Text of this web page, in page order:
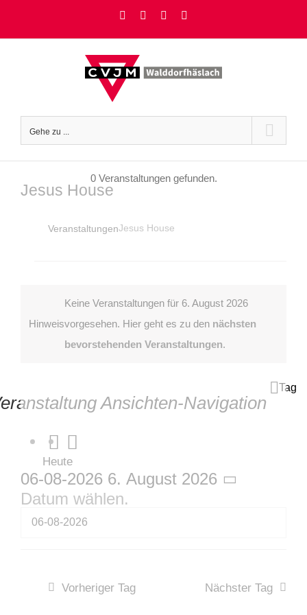
FacebookInstagramYouTube
Gehe zu ...
0 Veranstaltungen gefunden.
Jesus House
VeranstaltungenJesus House
Hinweis
Keine Veranstaltungen für 6. August 2026
vorgesehen. Hier geht es zu den nächsten
bevorstehenden Veranstaltungen.
Ansichten-Navigation
Tag
Heute
06-08-2026 6. August 2026
Datum wählen.
Vorheriger Tag Nächster Tag